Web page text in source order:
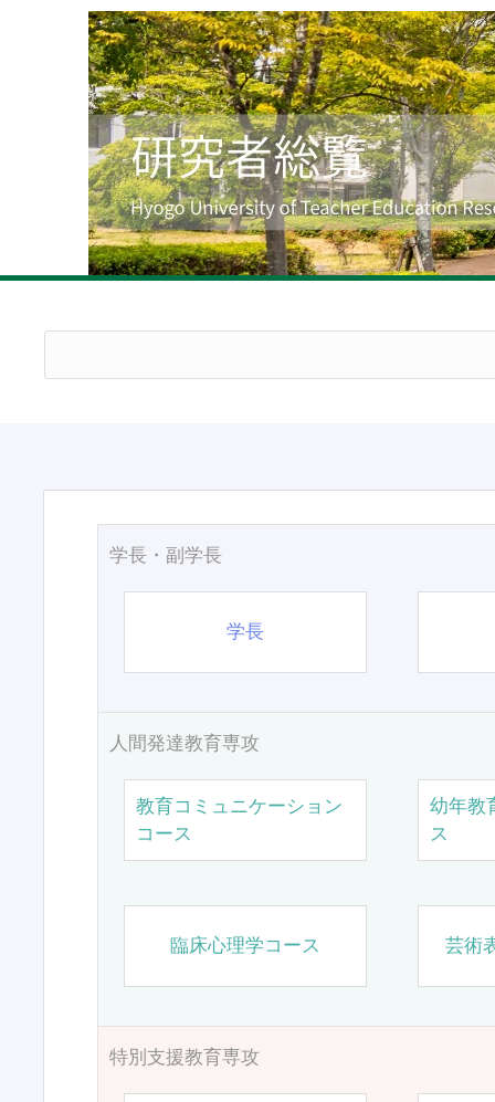
学長・副学長
学長
人間発達教育専攻
教育コミュニケーション
コース
幼年教
ス
臨床心理学コース 芸術
特別支援教育専攻